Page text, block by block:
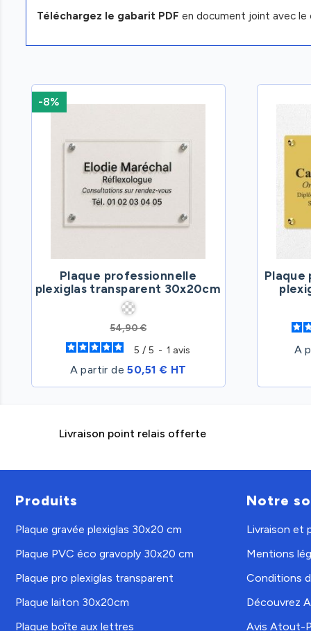
Téléchargez le gabarit PDF en document joint avec
Plaque professionnelle
plexiglas transparent 30x20cm
54,90 €
5 / 5 - 1 avis
A partir de50,51 € HT
-8%
Plaque
A
Livraison point relais offerte
Produits
Plaque gravée plexiglas 30x20 cm
Plaque PVC éco gravoply 30x20 cm
Plaque pro plexiglas transparent
Plaque laiton 30x20cm
Plaque boîte aux lettres
Notre
Livraison et
Mentions
Conditions
Découvrez
Avis Atout-